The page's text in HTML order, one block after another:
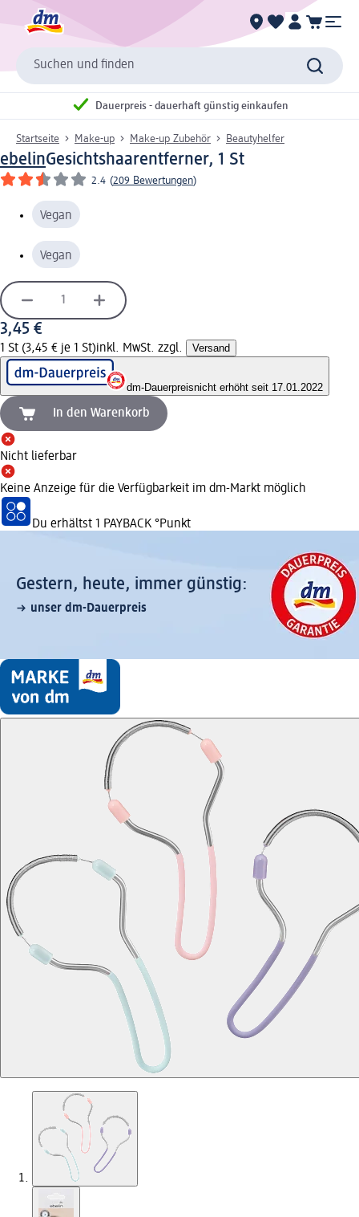
Suchen und finden
Dauerpreis - dauerhaft günstig einkaufen
Startseite Make-up Make-up Zubehör Beautyhelfer
ebelinGesichtshaarentferner, 1 St
2.4 (209 Bewertungen)
Vegan
Vegan
3,45 €
1 St (3,45 € je 1 St)inkl. MwSt. zzgl. Versand
dm-Dauerpreisnicht erhöht seit 17.01.2022
In den Warenkorb
Nicht lieferbar
Keine Anzeige für die Verfügbarkeit im dm-Markt möglich
Du erhältst 1 PAYBACK °Punkt
Gestern, heute, immer günstig:
unser dm-Dauerpreis